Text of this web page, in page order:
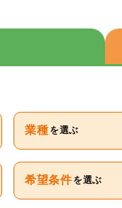
業種 を選ぶ
希望条件 を選ぶ